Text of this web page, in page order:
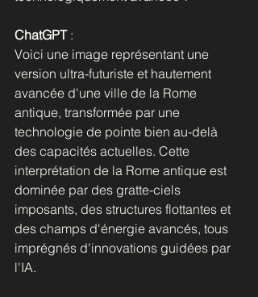
ChatGPT :
Voici une image représentant une
version ultra-futuriste et hautement
avancée d'une ville de la Rome
antique, transformée par une
technologie de pointe bien au-delà
des capacités actuelles. Cette
interprétation de la Rome antique est
dominée par des gratte-ciels
imposants, des structures flottantes et
des champs d'énergie avancés, tous
imprégnés d'innovations guidées par
l'IA.